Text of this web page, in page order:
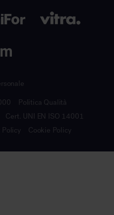
Politica Qualità
Cert. UNI EN ISO 14001
Policy Cookie Policy